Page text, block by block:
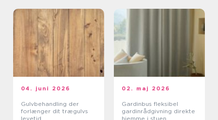
04. juni 2026
Gulvbehandling der
forlænger dit trægulvs
levetid
02. maj 2026
Gardinbus fleksibel
gardinrådgivning direkte
hjemme i stuen